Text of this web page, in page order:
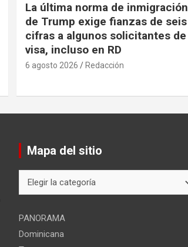
La última norma de inmigración
de Trump exige fianzas de seis
cifras a algunos solicitantes de
visa, incluso en RD
6 agosto 2026 Redacción
Mapa del sitio
del
PANORAMA
Dominicana